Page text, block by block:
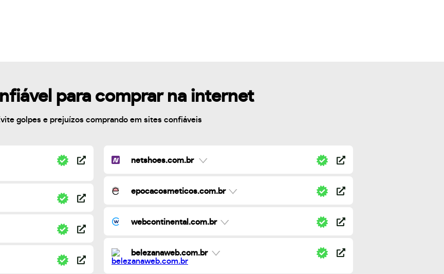
para comprar na internet
golpes e prejuízos comprando em sites confiáveis
netshoes.com.br
epocacosmeticos.com.br
webcontinental.com.br
belezanaweb.com.br